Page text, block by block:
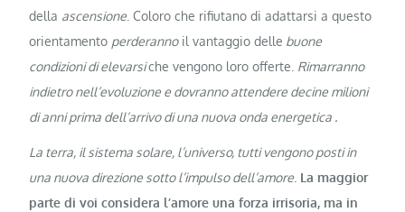
della ascensione . Coloro che rifiutano di adattarsi a questo
orientamento perderannoil vantaggio delle buone
condizioni di elevarsiche vengono loro offerte. Rimarranno
indietro nell’evoluzione e dovranno attendere decine milioni
di anni prima dell’arrivo di una nuova onda energetica .
La terra, il sistema solare, l’universo, tutti vengono posti in
una nuova direzione sotto l’impulso dell’amore La maggior
parte di voi considera l’amore una forza irrisoria, ma in